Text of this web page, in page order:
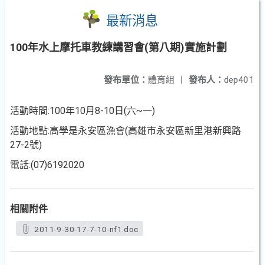
最新消息
100年水上摩托車教練講習會(第八期)實施計劃
發布人： dep401
發布單位： 體育組 |
活動時間:100年10月8-10日(六~一)
活動地點:高學是永安區漁會(高雄市永安區新里港新興路
27-2號)
電話:(07)6192020
相關附件
2011-9-30-17-7-10-nf1.doc